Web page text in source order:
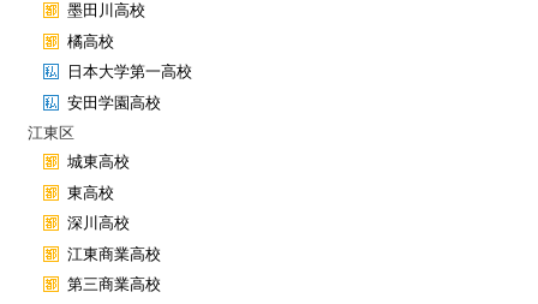
墨田川高校
橘高校
日本大学第一高校
安田学園高校
江東区
城東高校
東高校
深川高校
江東商業高校
第三商業高校